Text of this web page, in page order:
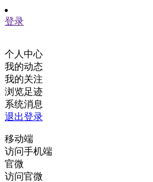
登录
个人中心
我的动态
我的关注
浏览足迹
系统消息
退出登录
移动端
访问手机端
官微
访问官微